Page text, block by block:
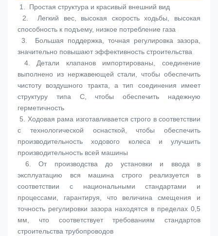
1. Простая структура и красивый внешний вид
2. Легкий вес, высокая скорость ходьбы, высокая
способность к подъему, низкое потребление газа
3. Большая поддержка, точная регулировка зазора,
значительно повышают эффективность строительства
4. Детали клапанов импортированы, соединение
выполнено из нержавеющей стали, чтобы обеспечить
чистоту воздушного тракта, а тип соединения имеет
структуру типа C, чтобы обеспечить надежную
герметичность
5. Ходовая рама изготавливается строго в соответствии
с технологической оснасткой, чтобы обеспечить
производительность ходового колеса и улучшить
производительность всей машины
6. От производства до установки и ввода в
эксплуатацию вся машина строго реализуется в
соответствии с национальными стандартами и
процессами, гарантируя, что величина смещения и
точность регулировки зазора находятся в пределах 0,5
мм, что соответствует требованиям стандартов
строительства трубопроводов